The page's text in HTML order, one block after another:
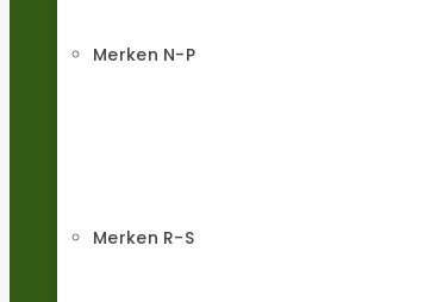
Merken N-P
Merken R-S